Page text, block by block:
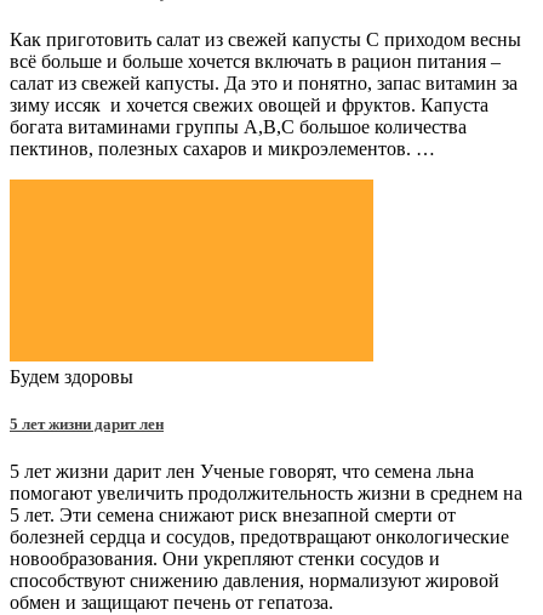
Как приготовить салат из свежей капусты С приходом весны
всё больше и больше хочется включать в рацион питания –
салат из свежей капусты. Да это и понятно, запас витамин за
зиму иссяк и хочется свежих овощей и фруктов. Капуста
богата витаминами группы А,В,С большое количества
пектинов, полезных сахаров и микроэлементов. …
Будем здоровы
5 лет жизни дарит лен
5 лет жизни дарит лен Ученые говорят, что семена льна
помогают увеличить продолжительность жизни в среднем на
5 лет. Эти семена снижают риск внезапной смерти от
болезней сердца и сосудов, предотвращают онкологические
новообразования. Они укрепляют стенки сосудов и
способствуют снижению давления, нормализуют жировой
обмен и защищают печень от гепатоза.